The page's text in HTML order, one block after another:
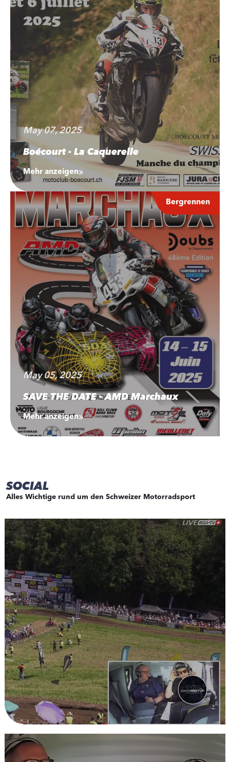
May 07, 2025
Boécourt - La Caquerelle
Mehr anzeigen
Bergrennen
May 05, 2025
SAVE THE DATE - AMD Marchaux
Mehr anzeigen
SOCIAL
Alles Wichtige rund um den Schweizer Motorradsport